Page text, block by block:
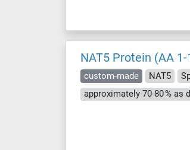
NAT5 Protein (AA
custom-made NAT5